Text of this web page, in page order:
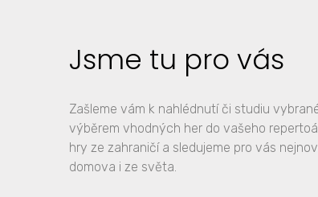
Jsme tu pro vás
Zašleme vám k nahlédnutí či studiu
výběrem vhodných her do vašeho
hry ze zahraničí a sledujeme pro vás
domova i ze světa.